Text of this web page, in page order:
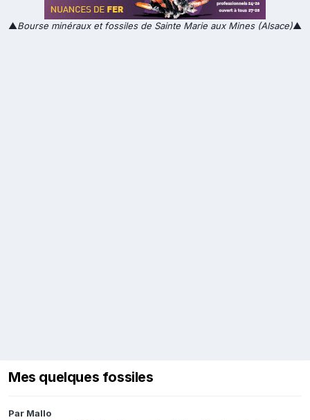
▲Bourse minéraux et fossiles de Sainte Marie aux Mines (Alsace)▲
Mes quelques fossiles
Par Mallo